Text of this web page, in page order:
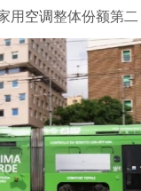
用 空调整体份额第二